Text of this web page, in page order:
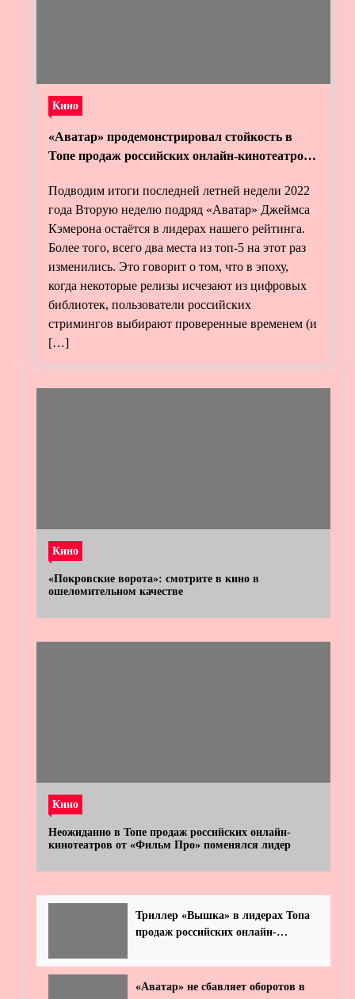
Кино
«Аватар» продемонстрировал стойкость в
Топе продаж российских онлайн-кинотеатров
Подводим итоги последней летней недели 2022
года Вторую неделю подряд «Аватар» Джеймса
Кэмерона остаётся в лидерах нашего рейтинга.
Более того, всего два места из топ-5 на этот раз
изменились. Это говорит о том, что в эпоху,
когда некоторые релизы исчезают из цифровых
библиотек, пользователи российских
стримингов выбирают проверенные временем (и
[…]
Кино
«Покровские ворота»: смотрите в кино в
ошеломительном качестве
Кино
Неожиданно в Топе продаж российских онлайн-
кинотеатров от «Фильм Про» поменялся лидер
Триллер «Вышка» в лидерах Топа
продаж российских онлайн-
«Аватар» не сбавляет оборотов в